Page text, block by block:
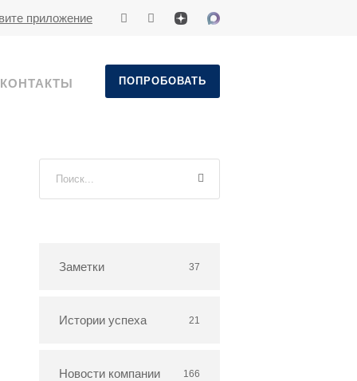
приложение
КОНТАКТЫ ПОПРОБОВАТЬ
Заметки 37
Истории успеха 21
Новости компании 166